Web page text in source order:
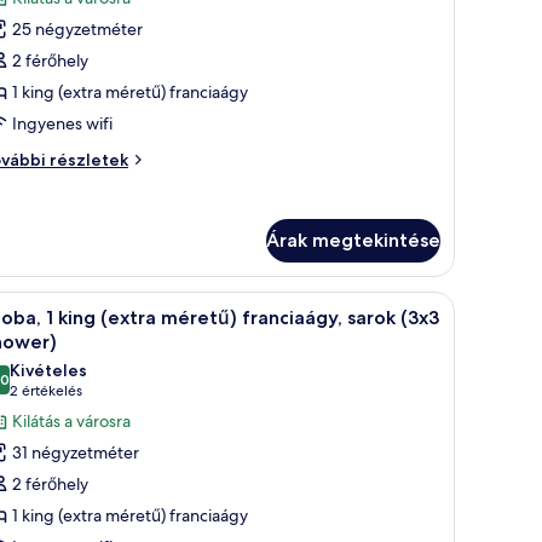
25 négyzetméter
2 férőhely
1 king (extra méretű) franciaágy
Ingyenes wifi
részletek
Árak megtekintése
és egy modern lámpával.
a városra nyílik kilátás, különösen a szürkületben, fehér
Egy modern szállodaszoba, nagy ablakkal,
9
1 king (extra méretű) franciaágy, sarok (3x3
ből 10,0
Kivételes
2 értékelés
(2
értékelés)
Kilátás a városra
31 négyzetméter
2 férőhely
1 king (extra méretű) franciaágy